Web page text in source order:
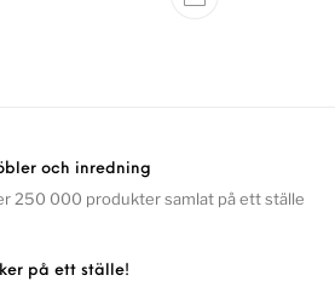
och inredning
250 000 produkter samlat på ett ställe
på ett ställe!